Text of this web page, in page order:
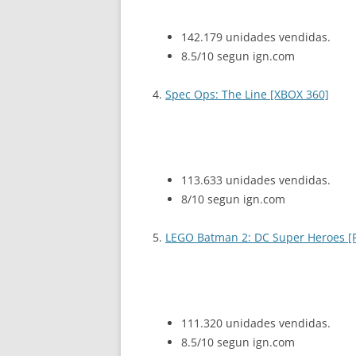
142.179 unidades vendidas.
8.5/10 segun ign.com
4. Spec Ops: The Line [XBOX 360]
113.633 unidades vendidas.
8/10 segun ign.com
5. LEGO Batman 2: DC Super Heroes
111.320 unidades vendidas.
8.5/10 segun ign.com